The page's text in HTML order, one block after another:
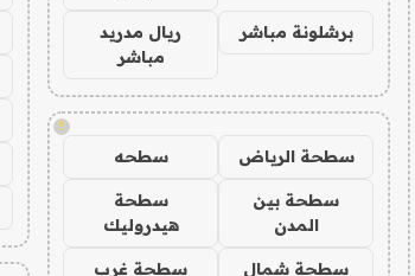
برشلونة مباشر
ريال مدريد
مباشر
!
سطحة الرياض سطحه
سطحة بين
المدن
سطحة
هيدروليك
سطحة شمال
سطحة غرب